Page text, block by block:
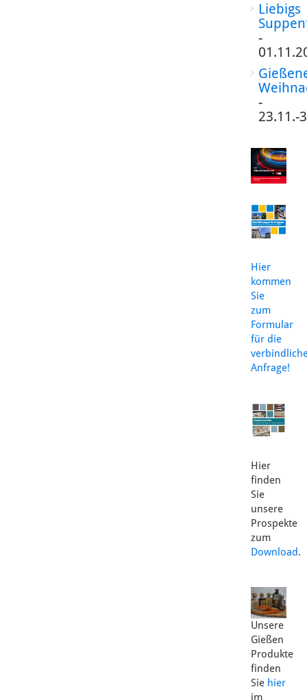
Liebigs
-
-
23.11.-
Hier
kommen
Sie
zum
Formular
für die
Anfrage!
Hier
finden
Sie
unsere
Prospekte
zum
Download.
Unsere
Gießen
Produkte
finden
Sie hier
im